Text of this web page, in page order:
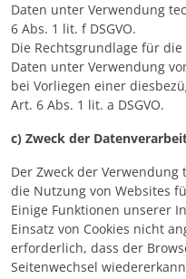
Daten unter Verwendung
6 Abs. 1 lit. f DSGVO.
Die Rechtsgrundlage für
Daten unter Verwendung
bei Vorliegen einer
Art. 6 Abs. 1 lit. a DSGVO.
c) Zweck der
Der Zweck der
die Nutzung von Websites
Einige Funktionen unserer
Einsatz von Cookies nicht
erforderlich, dass der
Seitenwechsel